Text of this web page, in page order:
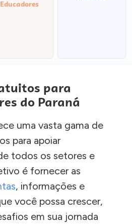
Educadores
para
do Paraná
uma vasta gama de
para apoiar
todos os setores e
é fornecer as
, informações e
você possa crescer,
em sua jornada